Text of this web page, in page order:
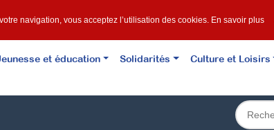
et éducation Solidarités Culture et Loisirs
navigation, vous acceptez l’utilisation des cookies. En savoir plus